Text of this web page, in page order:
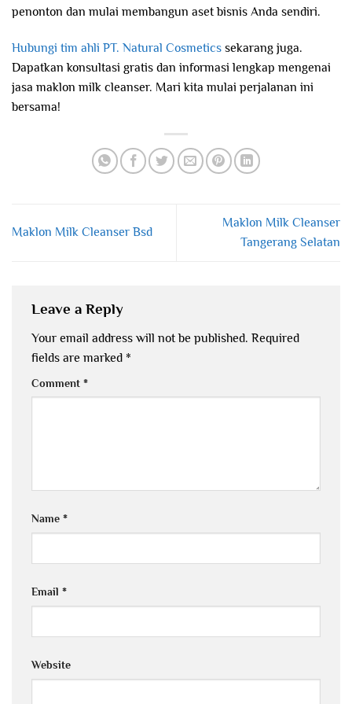
penonton dan mulai membangun aset bisnis Anda sendiri.
Hubungi tim ahli PT. Natural Cosmetics sekarang juga.
Dapatkan konsultasi gratis dan informasi lengkap mengenai
jasa maklon milk cleanser. Mari kita mulai perjalanan ini
bersama!
Maklon Milk Cleanser Bsd
Maklon Milk Cleanser
Tangerang Selatan
Leave a Reply
Your email address will not be published. Required
fields are marked *
Comment *
Name *
Email *
Website